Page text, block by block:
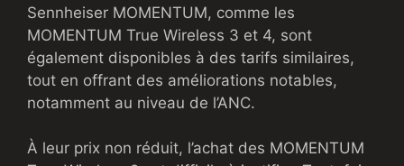
Sennheiser MOMENTUM, comme les
MOMENTUM True Wireless 3 et 4, sont
également disponibles à des tarifs similaires,
tout en offrant des améliorations notables,
notamment au niveau de l’ANC.
À leur prix non réduit, l’achat des MOMENTUM